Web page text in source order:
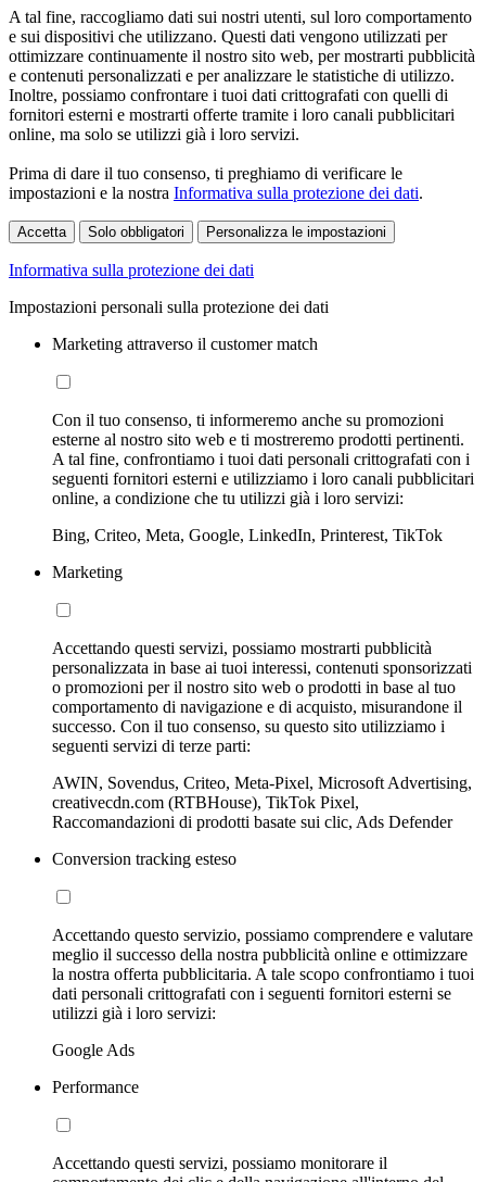
A tal fine, raccogliamo dati sui nostri utenti, sul loro comportamento
e sui dispositivi che utilizzano. Questi dati vengono utilizzati per
ottimizzare continuamente il nostro sito web, per mostrarti pubblicità
e contenuti personalizzati e per analizzare le statistiche di utilizzo.
Inoltre, possiamo confrontare i tuoi dati crittografati con quelli di
fornitori esterni e mostrarti offerte tramite i loro canali pubblicitari
online, ma solo se utilizzi già i loro servizi.
Prima di dare il tuo consenso, ti preghiamo di verificare le
impostazioni e la nostra Informativa sulla protezione dei dati.
Accetta Solo obbligatori Personalizza le impostazioni
Informativa sulla protezione dei dati
Impostazioni personali sulla protezione dei dati
Marketing attraverso il customer match
Con il tuo consenso, ti informeremo anche su promozioni
esterne al nostro sito web e ti mostreremo prodotti pertinenti.
A tal fine, confrontiamo i tuoi dati personali crittografati con i
seguenti fornitori esterni e utilizziamo i loro canali pubblicitari
online, a condizione che tu utilizzi già i loro servizi:
Bing, Criteo, Meta, Google, LinkedIn, Printerest, TikTok
Marketing
Accettando questi servizi, possiamo mostrarti pubblicità
personalizzata in base ai tuoi interessi, contenuti sponsorizzati
o promozioni per il nostro sito web o prodotti in base al tuo
comportamento di navigazione e di acquisto, misurandone il
successo. Con il tuo consenso, su questo sito utilizziamo i
seguenti servizi di terze parti:
AWIN, Sovendus, Criteo, Meta-Pixel, Microsoft Advertising,
creativecdn.com (RTBHouse), TikTok Pixel,
Raccomandazioni di prodotti basate sui clic, Ads Defender
Conversion tracking esteso
Accettando questo servizio, possiamo comprendere e valutare
meglio il successo della nostra pubblicità online e ottimizzare
la nostra offerta pubblicitaria. A tale scopo confrontiamo i tuoi
dati personali crittografati con i seguenti fornitori esterni se
utilizzi già i loro servizi:
Google Ads
Performance
Accettando questi servizi, possiamo monitorare il